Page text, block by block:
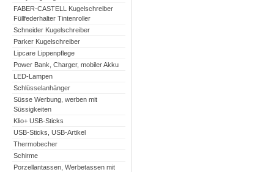
FABER-CASTELL Kugelschreiber
Füllfederhalter Tintenroller
Schneider Kugelschreiber
Parker Kugelschreiber
Lipcare Lippenpflege
Power Bank, Charger, mobiler Akku
LED-Lampen
Schlüsselanhänger
Süsse Werbung, werben mit
Süssigkeiten
Klio+ USB-Sticks
USB-Sticks, USB-Artikel
Thermobecher
Schirme
Porzellantassen, Werbetassen mit